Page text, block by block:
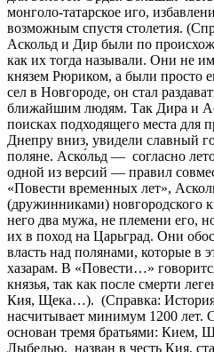
монголо-татарское иго,
возможным спустя столетия.
Аскольд и Дир были по
как их тогда называли. Они не
князем Рюриком, а были просто
сел в Новгороде, он стал
ближайшим людям. Так Дира и
поисках подходящего места для
Днепру вниз, увидели славный
поляне. Аско́льд — согласно
одной из версий — правил
«Повести временных лет»,
(дружинниками) новгородского
него два мужа, не племени его,
их в поход на Царьград. Они
власть над полянами, которые в
хазарам. В «Повести…»
князья, так как после смерти
Кия, Щека…). (Справка:
насчитывает минимум 1200 лет.
основан тремя братьями: Кием,
Лыбедью, назван в честь Кия,